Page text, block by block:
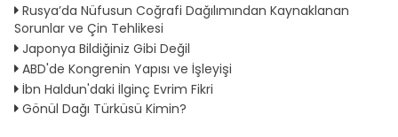
Rusya’da Nüfusun Coğrafi Dağılımından Kaynaklanan
Sorunlar ve Çin Tehlikesi
Japonya Bildiğiniz Gibi Değil
ABD'de Kongrenin Yapısı ve İşleyişi
İbn Haldun'daki İlginç Evrim Fikri
Gönül Dağı Türküsü Kimin?